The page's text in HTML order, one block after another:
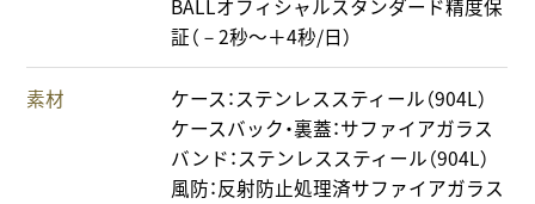
BALLオフィシャルスタンダード精度保
証（－2秒～＋4秒/日）
素材
ケース：ステンレススティール（904L）
ケースバック・裏蓋：サファイアガラス
バンド：ステンレススティール（904L）
風防：反射防止処理済サファイアガラス